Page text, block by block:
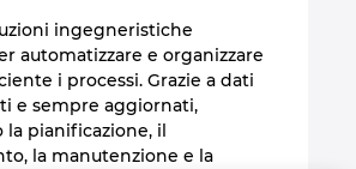
ingegneristiche
automatizzare e organizzare
i processi. Grazie a dati
e sempre aggiornati,
pianificazione, il
la manutenzione e la